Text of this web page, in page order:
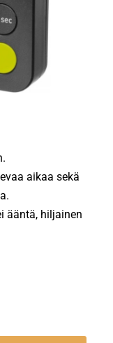
aikaa sekä
ääntä, hiljainen